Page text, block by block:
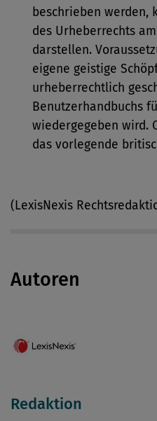
beschrieben werden,
des Urheberrechts
darstellen.
eigene geistige
urheberrechtlich
Benutzerhandbuchs
wiedergegeben wird.
das vorlegende
(LexisNexis
Autoren
Redaktion